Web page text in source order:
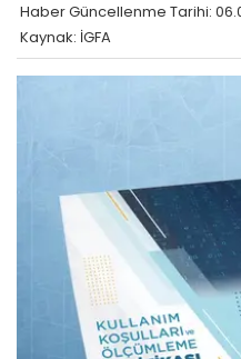
Haber Güncellenme Tarihi:
Kaynak: İGFA